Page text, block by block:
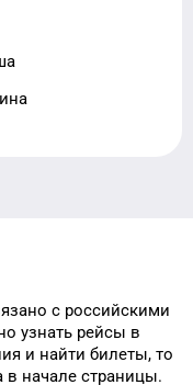
с российскими
узнать рейсы в
и найти билеты, то
в начале страницы.